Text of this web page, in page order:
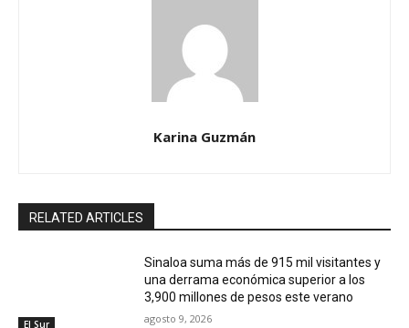
Karina Guzmán
RELATED ARTICLES
El Sur
Sinaloa suma más de 915 mil visitantes y
una derrama económica superior a los
3,900 millones de pesos este verano
agosto 9, 2026